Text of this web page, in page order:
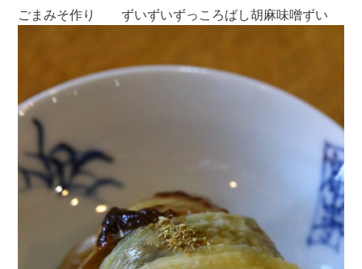
ごまみそ作り ずいずいずっころばし胡麻味噌ずい